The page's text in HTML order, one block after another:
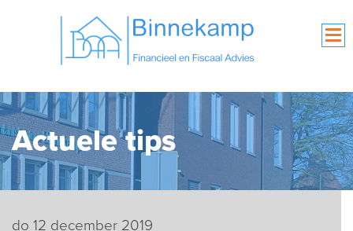
Actuele tips
do 12 december 2019